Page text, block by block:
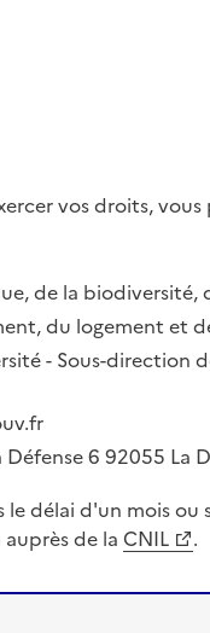
vos droits,
de la biodiversité,
du logement et
- Sous-direction
6 92055 La
le délai d'un mois
de la CNIL .